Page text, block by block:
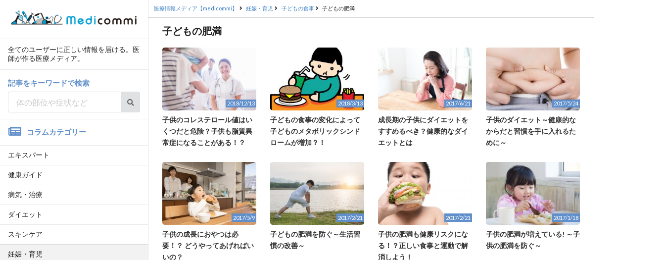
全てのユーザーに正しい情報を届ける。医
師が作る医療メディア。
記事をキーワードで検索
コラムカテゴリー
エキスパート
健康ガイド
病気・治療
ダイエット
スキンケア
妊娠・育児
医療情報メディア【medicommi】 妊娠・育児 子どもの食事 子どもの肥満
子どもの肥満
2018/12/13
子供のコレステロール値はい
くつだと危険？子供も脂質異
常症になることがある！？
2018/3/13
子どもの食事の変化によって
子どものメタボリックシンド
ロームが増加？！
2017/6/21
成長期の子供にダイエットを
すすめるべき？健康的なダイ
エットとは
2017/5/24
子供のダイエット～健康的な
からだと習慣を手に入れるた
めに～
2017/5/9
子供の成長におやつは必
要！？ どうやってあげればい
いの？
2017/2/21
子どもの肥満を防ぐ～生活習
慣の改善～
2017/2/21
子供の肥満も健康リスクにな
る！？正しい食事と運動で解
消しよう！
2017/1/18
子供の肥満が増えている! ～子
供の肥満を防ぐ～